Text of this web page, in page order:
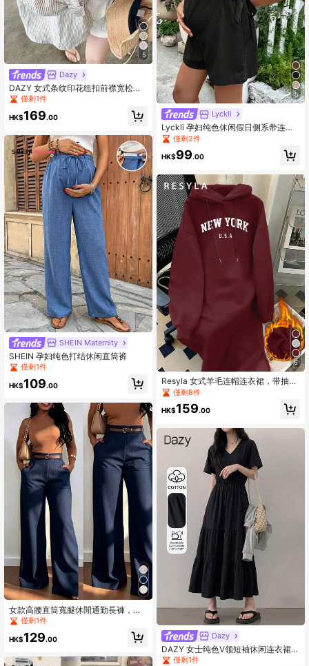
5
Dazy
DAZY 女式条纹印花纽扣前襟宽松休
闲长袖衬衫秋季
僅剩1件
HK$169.00
SHEIN Maternity
SHEIN 孕妇纯色打结休闲直筒裤
僅剩1件
HK$109.00
女款高腰直筒寬腿休閒通勤長褲，附
口袋，秋冬時尚，百搭高品質返校款
僅剩1件
HK$129.00
5
Lyckli
Lyckli 孕妇纯色休闲假日侧系带连体
裤，黑色连体衣
僅剩2件
HK$99.00
6
Resyla 女式羊毛连帽连衣裙，带抽
绳，纽约字母图案，勃艮第红色长袖
运动衫套装
僅剩8件
HK$159.00
Dazy
DAZY 女士纯色V领短袖休闲连衣裙/
太阳裙僅剩1件